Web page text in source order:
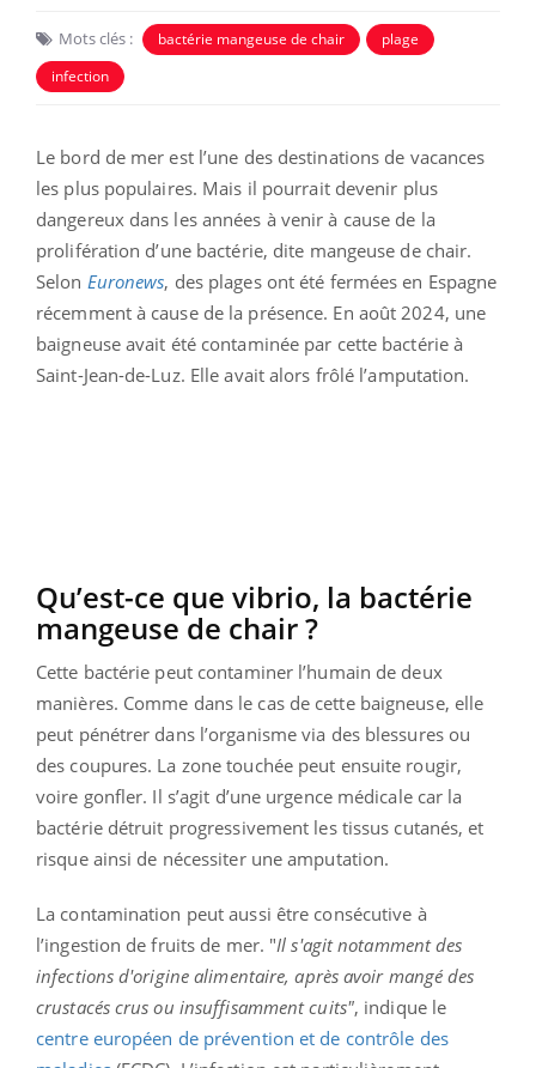
Mots clés : bactérie mangeuse de chair
plage
infection
Le bord de mer est l’une des destinations de vacances
les plus populaires. Mais il pourrait devenir plus
dangereux dans les années à venir à cause de la
prolifération d’une bactérie, dite mangeuse de chair.
Selon Euronews, des plages ont été fermées en Espagne
récemment à cause de la présence. En août 2024, une
baigneuse avait été contaminée par cette bactérie à
Saint-Jean-de-Luz. Elle avait alors frôlé l’amputation.
Qu’est-ce que vibrio, la bactérie
mangeuse de chair ?
Cette bactérie peut contaminer l’humain de deux
manières. Comme dans le cas de cette baigneuse, elle
peut pénétrer dans l’organisme via des blessures ou
des coupures. La zone touchée peut ensuite rougir,
voire gonfler. Il s’agit d’une urgence médicale car la
bactérie détruit progressivement les tissus cutanés, et
risque ainsi de nécessiter une amputation.
La contamination peut aussi être consécutive à
l’ingestion de fruits de mer. "Il s'agit notamment des
infections d'origine alimentaire, après avoir mangé des
crustacés crus ou insuffisamment cuits", indique le
centre européen de prévention et de contrôle des